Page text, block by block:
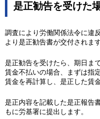
是正勧告を受けた
調査により労働関係法令に違
より是正勧告書が交付されます
是正勧告を受けたら、期日ま
賃金不払いの場合、まずは指
賃金を再計算し、是正した賃
是正内容を記載した是正報告
もに労基署に提出します。